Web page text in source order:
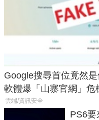
Google搜尋首位竟然
軟體爆「山寨官網」危
雲端/資訊安全
PS6要